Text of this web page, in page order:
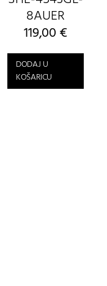
8AUER
119,00 €
DODAJ U
KOŠARICU